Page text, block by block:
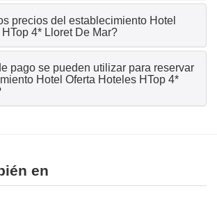
precios del establecimiento Hotel
4* Lloret De Mar?
pago se pueden utilizar para reservar
Hotel Oferta Hoteles HTop 4*
en